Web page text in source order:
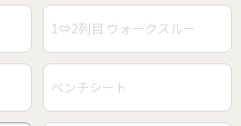
1⇔2列目 ウォークスルー
ベンチシート